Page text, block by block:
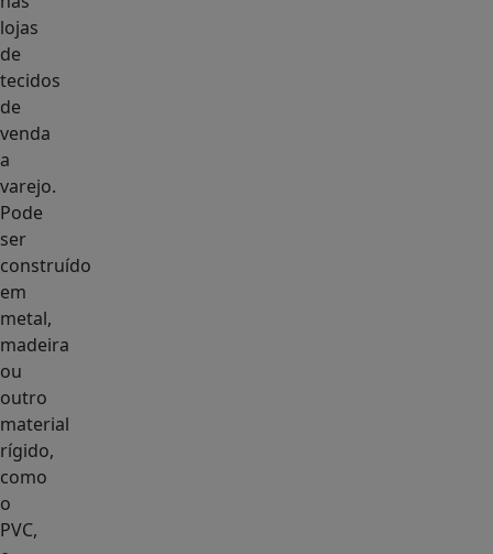
lojas
de
tecidos
de
venda
a
varejo.
Pode
ser
construído
em
metal,
madeira
ou
outro
material
rígido,
como
o
PVC,